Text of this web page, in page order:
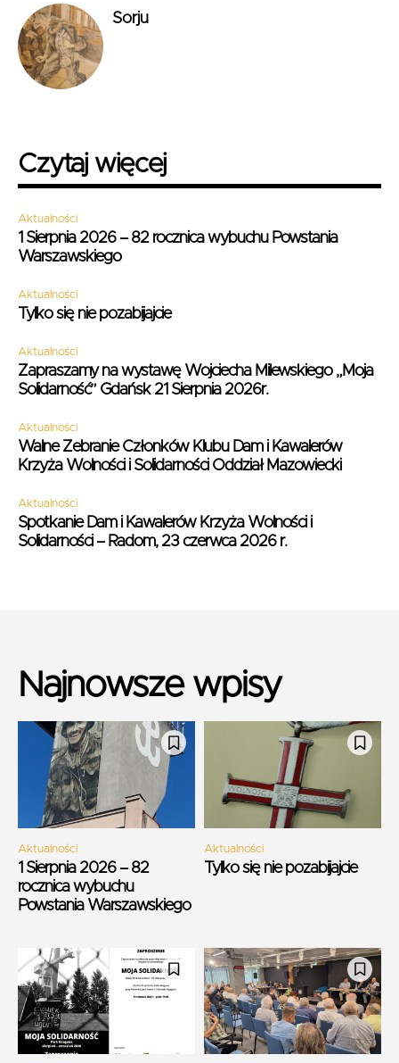
Sorju
Czytaj więcej
Aktualności
1 Sierpnia 2026 – 82 rocznica wybuchu Powstania
Warszawskiego
Aktualności
Tylko się nie pozabijajcie
Aktualności
Zapraszamy na wystawę Wojciecha Milewskiego „Moja
Solidarność” Gdańsk 21 Sierpnia 2026r.
Aktualności
Walne Zebranie Członków Klubu Dam i Kawalerów
Krzyża Wolności i Solidarności Oddział Mazowiecki
Aktualności
Spotkanie Dam i Kawalerów Krzyża Wolności i
Solidarności – Radom, 23 czerwca 2026 r.
Najnowsze wpisy
Aktualności
1 Sierpnia 2026 – 82
rocznica wybuchu
Powstania Warszawskiego
Aktualności
Tylko się nie pozabijajcie